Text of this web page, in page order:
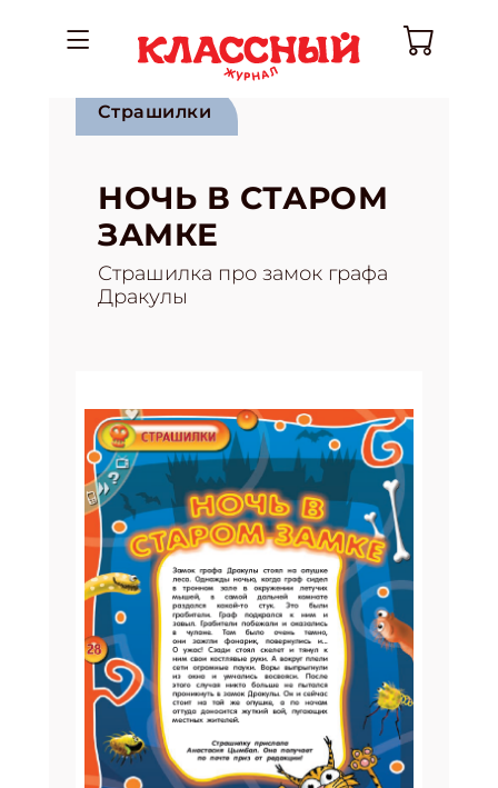
Страшилки
НОЧЬ В СТАРОМ
ЗАМКЕ
Страшилка про замок графа
Дракулы